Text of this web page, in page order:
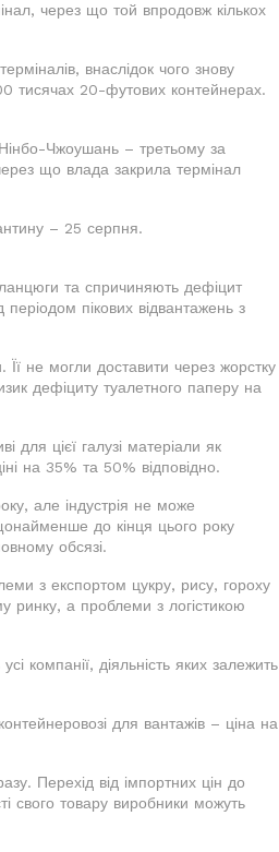
через що той впродовж кількох
внаслідок чого знову
тисячах 20-футових контейнерах.
Чжоушань – третьому за
що влада закрила термінал
– 25 серпня.
та спричиняють дефіцит
пікових відвантажень з
Її не могли доставити через жорстку
дефіциту туалетного паперу на
для цієї галузі матеріали як
на 35% та 50% відповідно.
але індустрія не може
до кінця цього року
обсязі.
з експортом цукру, рису, гороху
ринку, а проблеми з логістикою
компанії, діяльність яких залежить
для вантажів – ціна на
Перехід від імпортних цін до
свого товару виробники можуть